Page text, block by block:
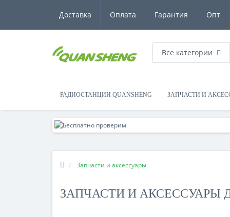
Доставка Оплата Гарантия Опт
Все категории
РАДИОСТАНЦИИ QUANSHENG ЗАПЧАСТИ И
Запчасти и аксессуары
ЗАПЧАСТИ И АКСЕССУАРЫ